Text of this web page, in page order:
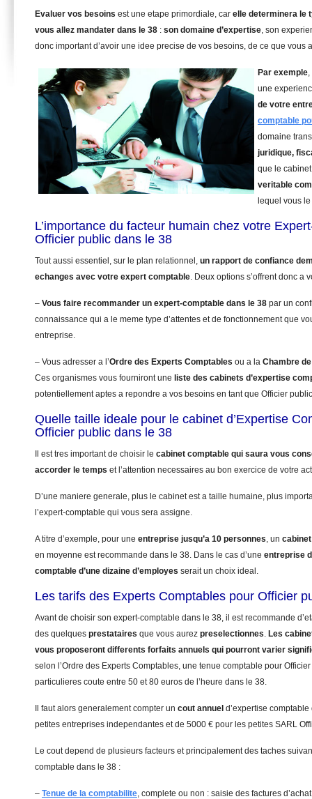
Evaluer vos besoins est une etape primordiale, car elle determinera le
vous allez mandater dans le 38 : son domaine d’expertise, son
donc important d’avoir une idee precise de vos besoins, de ce que vous
Par exemple
une
de votre
comptable
domaine
juridique,
que le
veritable
lequel vous
L’importance du facteur humain chez votre
Officier public dans le 38
Tout aussi essentiel, sur le plan relationnel, un rapport de confiance
echanges avec votre expert comptable. Deux options s’offrent donc a
– Vous faire recommander un expert-comptable dans le 38 par un
connaissance qui a le meme type d’attentes et de fonctionnement que
entreprise.
– Vous adresser a l’Ordre des Experts Comptables ou a la Chambre
Ces organismes vous fourniront une liste des cabinets d’expertise
potentiellement aptes a repondre a vos besoins en tant que Officier
Quelle taille ideale pour le cabinet d’Expertise
Officier public dans le 38
Il est tres important de choisir le cabinet comptable qui saura vous
accorder le temps et l’attention necessaires au bon exercice de votre
D’une maniere generale, plus le cabinet est a taille humaine, plus
l’expert-comptable qui vous sera assigne.
A titre d’exemple, pour une entreprise jusqu’a 10 personnes, un
en moyenne est recommande dans le 38. Dans le cas d’une entreprise
comptable d’une dizaine d’employes serait un choix ideal.
Les tarifs des Experts Comptables pour Officier
Avant de choisir son expert-comptable dans le 38, il est recommande
des quelques prestataires que vous aurez preselectionnes. Les
vous proposeront differents forfaits annuels qui pourront varier
selon l’Ordre des Experts Comptables, une tenue comptable pour
particulieres coute entre 50 et 80 euros de l’heure dans le 38.
Il faut alors generalement compter un cout annuel d’expertise
petites entreprises independantes et de 5000 € pour les petites SARL
Le cout depend de plusieurs facteurs et principalement des taches
comptable dans le 38 :
– Tenue de la comptabilite, complete ou non : saisie des factures